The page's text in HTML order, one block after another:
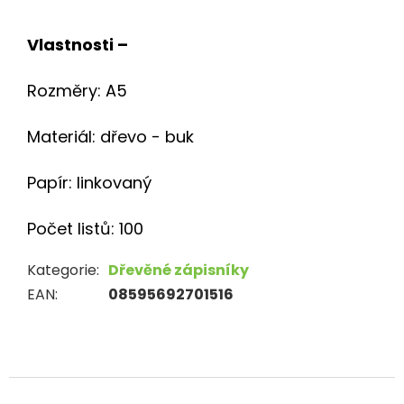
Vlastnosti –
Rozměry: A5
Materiál: dřevo - buk
Papír: linkovaný
Počet listů: 100
Kategorie: Dřevěné zápisníky
EAN: 08595692701516